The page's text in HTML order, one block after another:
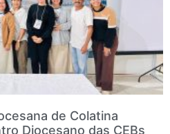
de Colatina
Diocesano das CEBs